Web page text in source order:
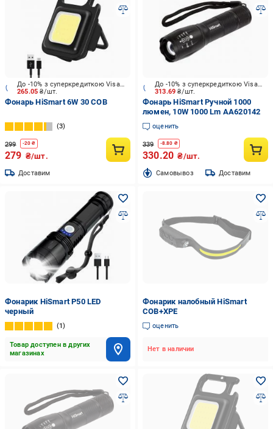
265.05₴/шт.
До -10% з суперкредиткою Visa Вигода
Фонарь HiSmart 6W 30 COB
3
299 -20 ₴
279 ₴/шт.
Доставим
313.69₴/шт.
До -10% з суперкредиткою Visa Вигода
Фонарь HiSmart Ручной 1000
люмен, 10W 1000 Lm AA620142
оценить
339 -8.80 ₴
330.20 ₴/шт.
Cамовывоз Доставим
Фонарик HiSmart P50 LED
черный
1
Товар доступен в других
магазинах
Фонарик налобный HiSmart
COB+XPE
оценить
Нет в наличии